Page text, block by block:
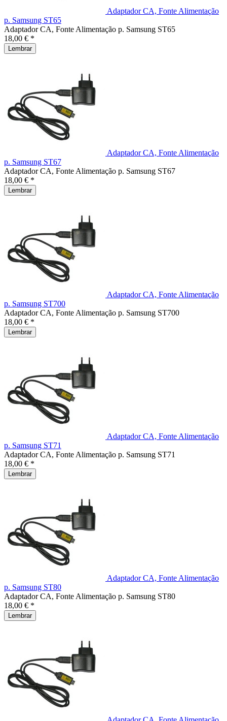
Adaptador CA, Fonte Alimentação
p. Samsung ST65
Adaptador CA, Fonte Alimentação p. Samsung ST65
18,00 € *
Lembrar
Adaptador CA, Fonte Alimentação
p. Samsung ST67
Adaptador CA, Fonte Alimentação p. Samsung ST67
18,00 € *
Lembrar
Adaptador CA, Fonte Alimentação
p. Samsung ST700
Adaptador CA, Fonte Alimentação p. Samsung ST700
18,00 € *
Lembrar
Adaptador CA, Fonte Alimentação
p. Samsung ST71
Adaptador CA, Fonte Alimentação p. Samsung ST71
18,00 € *
Lembrar
Adaptador CA, Fonte Alimentação
p. Samsung ST80
Adaptador CA, Fonte Alimentação p. Samsung ST80
18,00 € *
Lembrar